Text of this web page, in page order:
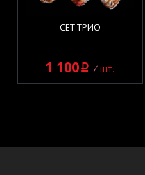
СЕТ ТРИО
1 100q шт.
Сеты элемент(ы)